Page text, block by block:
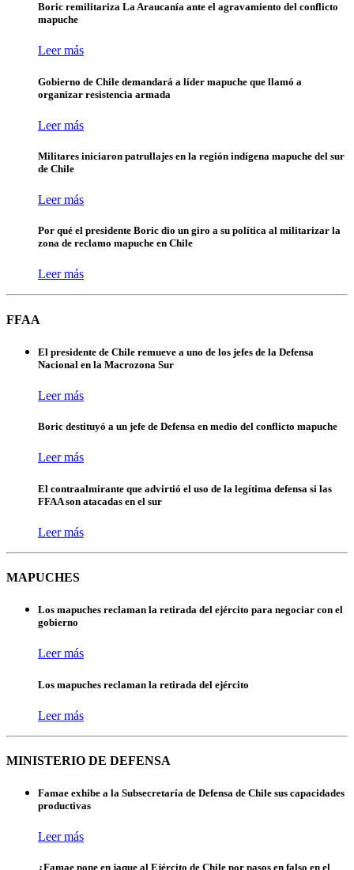
Boric remilitariza La Araucanía ante el agravamiento del conflicto
mapuche
Leer más
Gobierno de Chile demandará a líder mapuche que llamó a
organizar resistencia armada
Leer más
Militares iniciaron patrullajes en la región indígena mapuche del sur
de Chile
Leer más
Por qué el presidente Boric dio un giro a su política al militarizar la
zona de reclamo mapuche en Chile
Leer más
FFAA
El presidente de Chile remueve a uno de los jefes de la Defensa
Nacional en la Macrozona Sur
Leer más
Boric destituyó a un jefe de Defensa en medio del conflicto mapuche
Leer más
El contraalmirante que advirtió el uso de la legítima defensa si las
FFAA son atacadas en el sur
Leer más
MAPUCHES
Los mapuches reclaman la retirada del ejército para negociar con el
gobierno
Leer más
Los mapuches reclaman la retirada del ejército
Leer más
MINISTERIO DE DEFENSA
Famae exhibe a la Subsecretaría de Defensa de Chile sus capacidades
productivas
Leer más
¿Famae pone en jaque al Ejército de Chile por pasos en falso en el